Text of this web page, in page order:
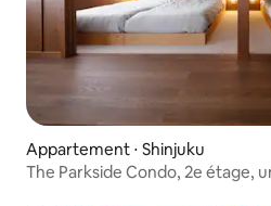
Appartement ⋅ Shinjuku
The Parkside Condo, 2e étage,